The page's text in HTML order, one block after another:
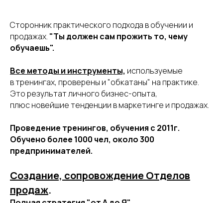
Сторонник практического подхода в обучении и
продажах. "Ты должен сам прожить то, чему
обучаешь".
Все методы и инструменты, используемые
в тренингах, проверены и "обкатаны" на практике.
Это результат личного бизнес-опыта,
плюс новейшие тенденции в маркетинге и продажах.
Проведение тренингов, обучения с 2011г.
Обучено более 1000 чел, около 300
предпринимателей.
Создание, сопровождение Отделов
продаж.